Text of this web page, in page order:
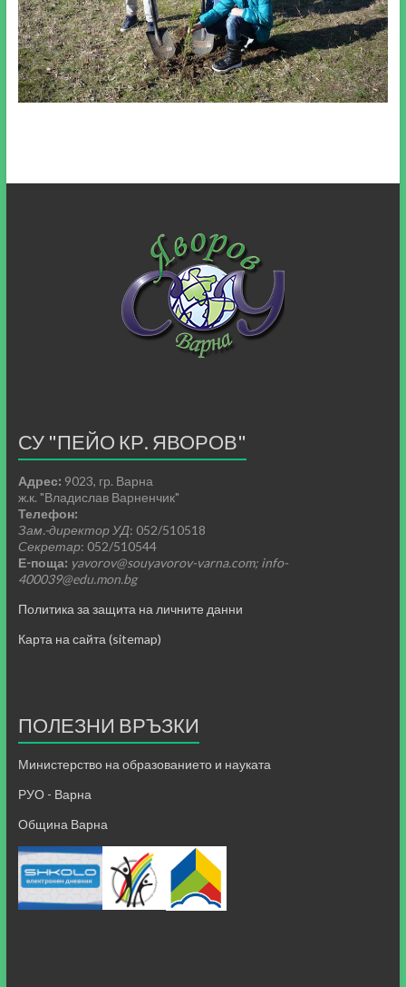
СУ "ПЕЙО КР. ЯВОРОВ"
Адрес: 9023, гр. Варна
ж.к. "Владислав Варненчик"
Телефон:
Зам.-директор УД: 052/510518
Секретар: 052/510544
Е-поща: yavorov@souyavorov-varna.com; info-
400039@edu.mon.bg
Политика за защита на личните данни
Карта на сайта (sitemap)
ПОЛЕЗНИ ВРЪЗКИ
Министерство на образованието и науката
РУО - Варна
Община Варна